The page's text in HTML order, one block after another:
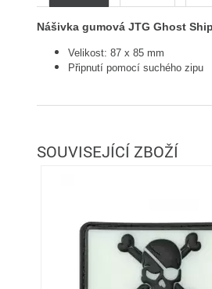
Nášivka gumová JTG Ghost
Velikost: 87 x 85 mm
Připnutí pomocí suchého zipu
SOUVISEJÍCÍ ZBOŽÍ